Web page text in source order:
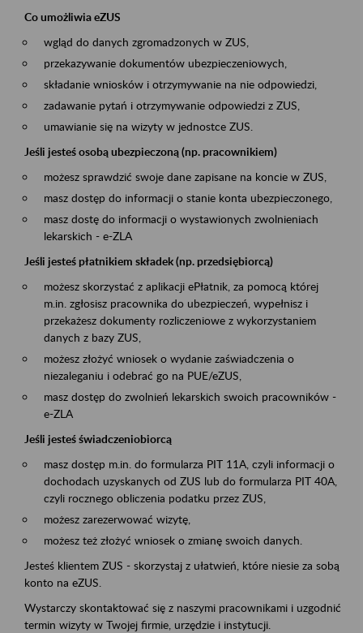
Co umożliwia eZUS
wgląd do danych zgromadzonych w ZUS,
przekazywanie dokumentów ubezpieczeniowych,
składanie wniosków i otrzymywanie na nie odpowiedzi,
zadawanie pytań i otrzymywanie odpowiedzi z ZUS,
umawianie się na wizyty w jednostce ZUS.
Jeśli jesteś osobą ubezpieczoną (np. pracownikiem)
możesz sprawdzić swoje dane zapisane na koncie w ZUS,
masz dostęp do informacji o stanie konta ubezpieczonego,
masz dostę do informacji o wystawionych zwolnieniach
lekarskich - e-ZLA
Jeśli jesteś płatnikiem składek (np. przedsiębiorcą)
możesz skorzystać z aplikacji ePłatnik, za pomocą której
m.in. zgłosisz pracownika do ubezpieczeń, wypełnisz i
przekażesz dokumenty rozliczeniowe z wykorzystaniem
danych z bazy ZUS,
możesz złożyć wniosek o wydanie zaświadczenia o
niezaleganiu i odebrać go na PUE/eZUS,
masz dostęp do zwolnień lekarskich swoich pracowników -
e-ZLA
Jeśli jesteś świadczeniobiorcą
masz dostęp m.in. do formularza PIT 11A, czyli informacji o
dochodach uzyskanych od ZUS lub do formularza PIT 40A,
czyli rocznego obliczenia podatku przez ZUS,
możesz zarezerwować wizytę,
możesz też złożyć wniosek o zmianę swoich danych.
Jesteś klientem ZUS - skorzystaj z ułatwień, które niesie za sobą
konto na eZUS.
Wystarczy skontaktować się z naszymi pracownikami i uzgodnić
termin wizyty w Twojej firmie, urzędzie i instytucji.